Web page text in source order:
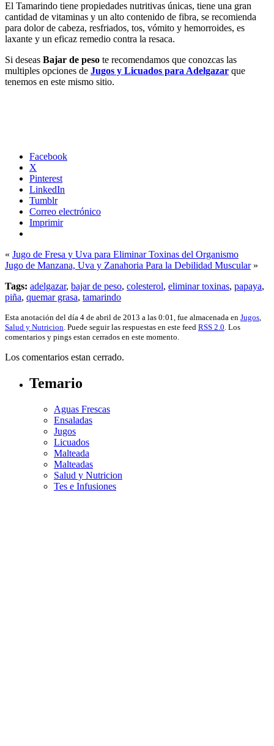
El Tamarindo tiene propiedades nutritivas únicas, tiene una gran
cantidad de vitaminas y un alto contenido de fibra, se recomienda
para dolor de cabeza, resfriados, tos, vómito y hemorroides, es
laxante y un eficaz remedio contra la resaca.
Si deseas Bajar de peso te recomendamos que conozcas las
multiples opciones de Jugos y Licuados para Adelgazar que
tenemos en este mismo sitio.
Facebook
X
Pinterest
LinkedIn
Tumblr
Correo electrónico
Imprimir
« Jugo de Fresa y Uva para Eliminar Toxinas del Organismo
Jugo de Manzana, Uva y Zanahoria Para la Debilidad Muscular»
Tags: adelgazar, bajar de peso, colesterol, eliminar toxinas, papaya,
piña, quemar grasa, tamarindo
Esta anotación del día 4 de abril de 2013 a las 0:01, fue almacenada en Jugos,
Salud y Nutricion. Puede seguir las respuestas en este feed RSS 2.0. Los
comentarios y pings estan cerrados en este momento.
Los comentarios estan cerrado.
Temario
Aguas Frescas
Ensaladas
Jugos
Licuados
Malteada
Malteadas
Salud y Nutricion
Tes e Infusiones